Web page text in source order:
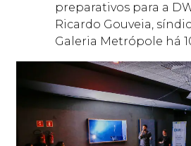
preparativos para a
Ricardo Gouveia,
Galeria Metrópole há